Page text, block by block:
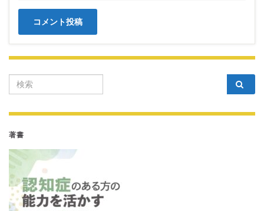
Search for:
著書